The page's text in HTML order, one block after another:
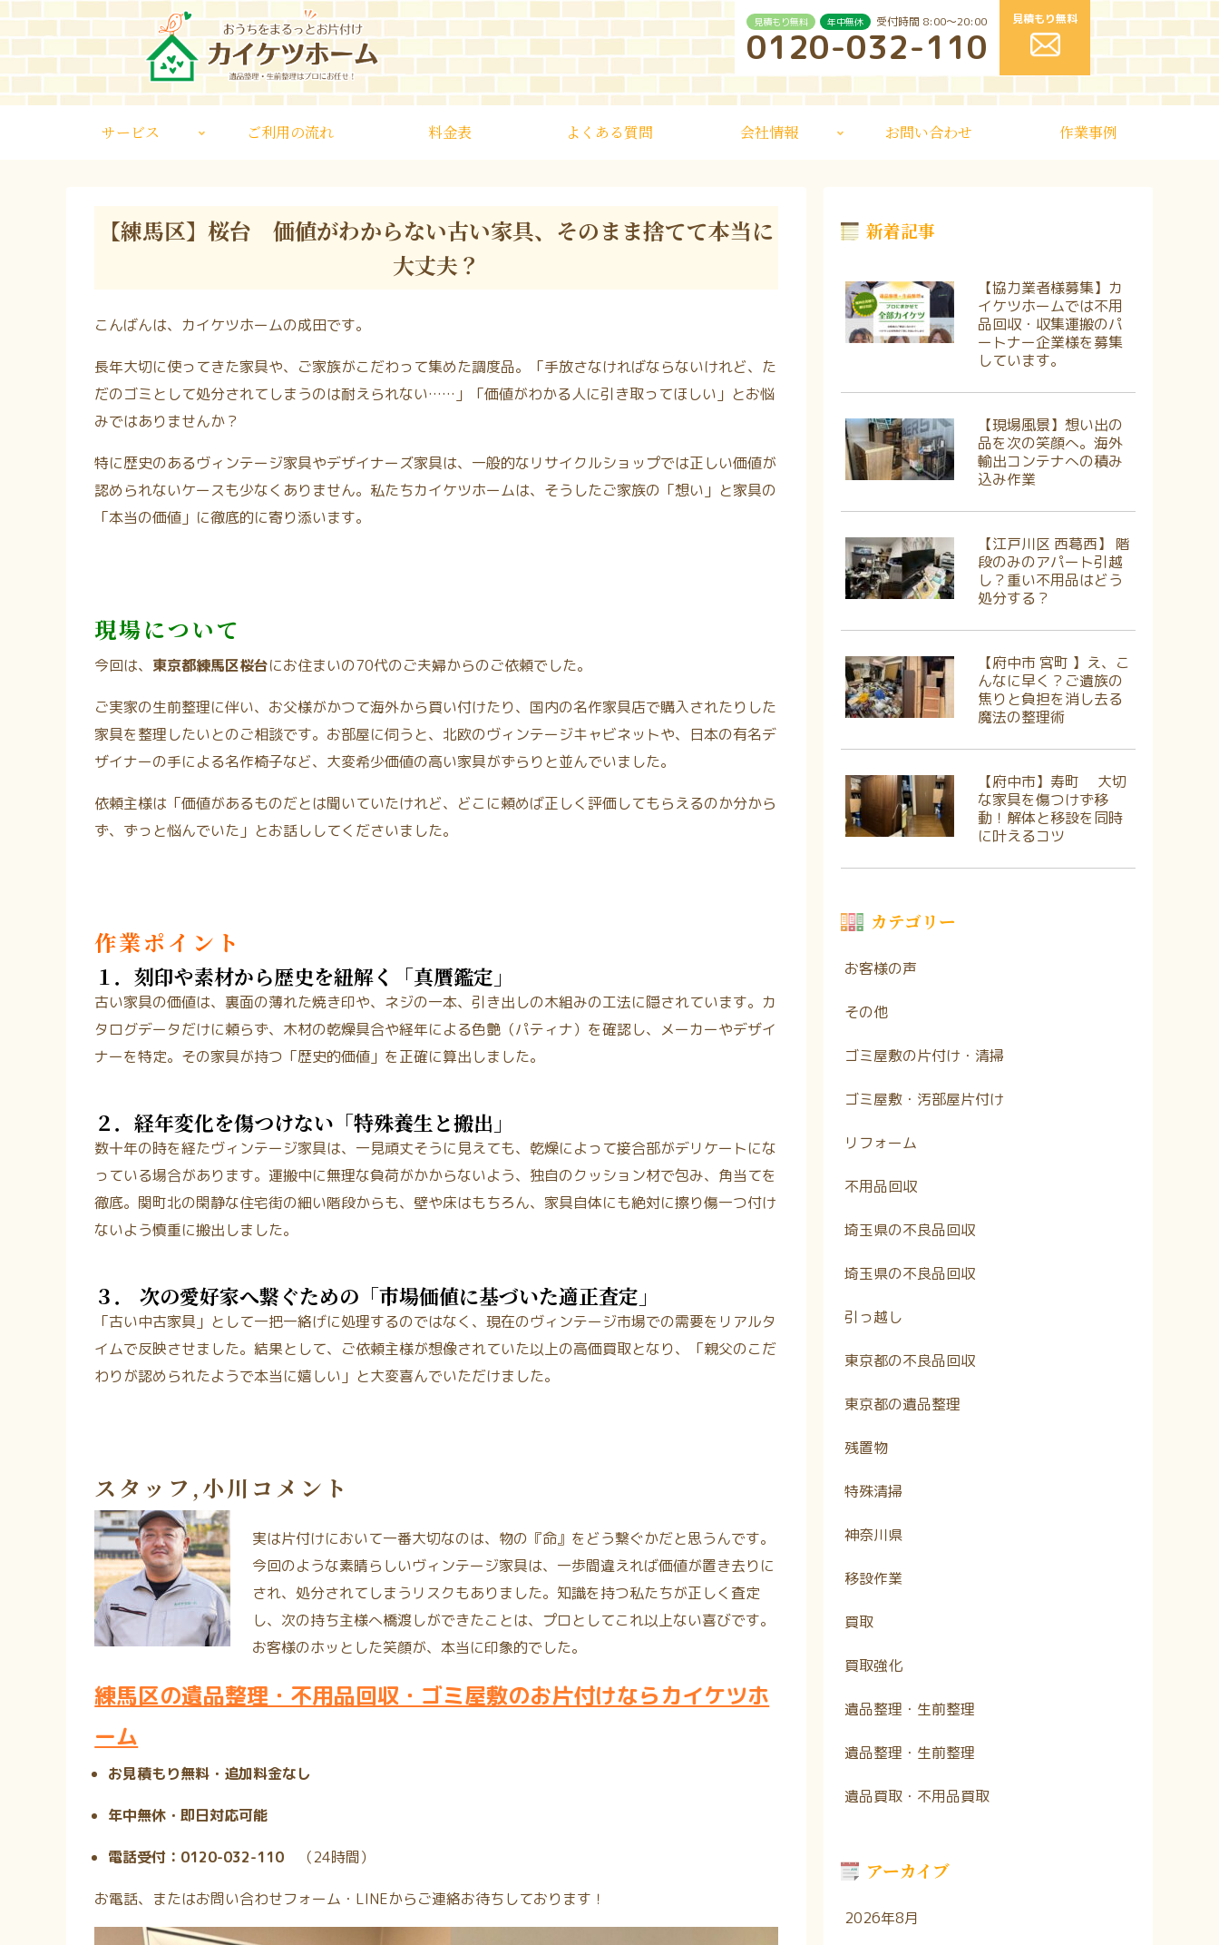
見積もり無料 年中無休 受付時間 8:00〜20:00
0120-032-110
見積もり無料
サービス ご利用の流れ 料金表 よくある質問 会社情報 お問い合わせ 作業事例
【練馬区】桜台 価値がわからない古い家具、そのまま捨てて本当に
大丈夫？
こんばんは、カイケツホームの成田です。
長年大切に使ってきた家具や、ご家族がこだわって集めた調度品。「手放さなければならないけれど、た
だのゴミとして処分されてしまうのは耐えられない……」「価値がわかる人に引き取ってほしい」とお悩
みではありませんか？
特に歴史のあるヴィンテージ家具やデザイナーズ家具は、一般的なリサイクルショップでは正しい価値が
認められないケースも少なくありません。私たちカイケツホームは、そうしたご家族の「想い」と家具の
「本当の価値」に徹底的に寄り添います。
現場について
今回は、 東京都練馬区桜台にお住まいの70代のご夫婦からのご依頼でした。
ご実家の生前整理に伴い、お父様がかつて海外から買い付けたり、国内の名作家具店で購入されたりした
家具を整理したいとのご相談です。お部屋に伺うと、北欧のヴィンテージキャビネットや、日本の有名デ
ザイナーの手による名作椅子など、大変希少価値の高い家具がずらりと並んでいました。
依頼主様は「価値があるものだとは聞いていたけれど、どこに頼めば正しく評価してもらえるのか分から
ず、ずっと悩んでいた」とお話ししてくださいました。
作業ポイント
１．刻印や素材から歴史を紐解く「真贋鑑定」
古い家具の価値は、裏面の薄れた焼き印や、ネジの一本、引き出しの木組みの工法に隠されています。カ
タログデータだけに頼らず、木材の乾燥具合や経年による色艶（パティナ）を確認し、メーカーやデザイ
ナーを特定。その家具が持つ「歴史的価値」を正確に算出しました。
２．経年変化を傷つけない「特殊養生と搬出」
数十年の時を経たヴィンテージ家具は、一見頑丈そうに見えても、乾燥によって接合部がデリケートにな
っている場合があります。運搬中に無理な負荷がかからないよう、独自のクッション材で包み、角当てを
徹底。関町北の閑静な住宅街の細い階段からも、壁や床はもちろん、家具自体にも絶対に擦り傷一つ付け
ないよう慎重に搬出しました。
３． 次の愛好家へ繋ぐための「市場価値に基づいた適正査定」
「古い中古家具」として一把一絡げに処理するのではなく、現在のヴィンテージ市場での需要をリアルタ
イムで反映させました。結果として、ご依頼主様が想像されていた以上の高価買取となり、「親父のこだ
わりが認められたようで本当に嬉しい」と大変喜んでいただけました。
スタッフ,小川コメント
実は片付けにおいて一番大切なのは、物の『命』をどう繋ぐかだと思うんです。
今回のような素晴らしいヴィンテージ家具は、一歩間違えれば価値が置き去りに
され、処分されてしまうリスクもありました。知識を持つ私たちが正しく査定
し、次の持ち主様へ橋渡しができたことは、プロとしてこれ以上ない喜びです。
お客様のホッとした笑顔が、本当に印象的でした。
練馬区の遺品整理・不用品回収・ゴミ屋敷のお片付けならカイケツホ
ーム
お見積もり無料・追加料金なし
年中無休・即日対応可能
電話受付：0120-032-110 （24時間）
お電話、またはお問い合わせフォーム・LINEからご連絡お待ちしております！
新着記事
【協力業者様募集】カ
イケツホームでは不用
品回収・収集運搬のパ
ートナー企業様を募集
しています。
【現場風景】想い出の
品を次の笑顔へ。海外
輸出コンテナへの積み
込み作業
【江戸川区 西葛西】 階
段のみのアパート引越
し？重い不用品はどう
処分する？
【府中市 宮町 】え、こ
んなに早く？ご遺族の
焦りと負担を消し去る
魔法の整理術
【府中市】寿町 大切
な家具を傷つけず移
動！解体と移設を同時
に叶えるコツ
カテゴリー
お客様の声
その他
ゴミ屋敷の片付け・清掃
ゴミ屋敷・汚部屋片付け
リフォーム
不用品回収
埼玉県の不良品回収
埼玉県の不良品回収
引っ越し
東京都の不良品回収
東京都の遺品整理
残置物
特殊清掃
神奈川県
移設作業
買取
買取強化
遺品整理・生前整理
遺品整理・生前整理
遺品買取・不用品買取
アーカイブ
2026年8月